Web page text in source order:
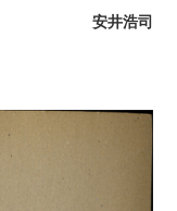
安井浩司